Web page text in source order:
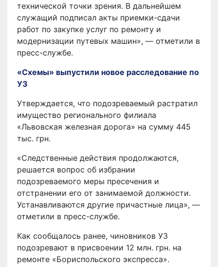
технической точки зрения. В дальнейшем
служащий подписал акты приемки-сдачи
работ по закупке услуг по ремонту и
модернизации путевых машин», — отметили в
пресс-службе.
«Схемы» выпустили новое расследование по
УЗ
Утверждается, что подозреваемый растратил
имущество регионального филиала
«Львовская железная дорога» на сумму 445
тыс. грн.
«Следственные действия продолжаются,
решается вопрос об избрании
подозреваемого меры пресечения и
отстранении его от занимаемой должности.
Устанавливаются другие причастные лица», —
отметили в пресс-службе.
Как сообщалось ранее, чиновников УЗ
подозревают в присвоении 12 млн. грн. на
ремонте «Бориспольского экспресса».